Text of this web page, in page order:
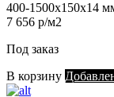
400-1500х150х14
7 656 р/м2
Под заказ
В корзину